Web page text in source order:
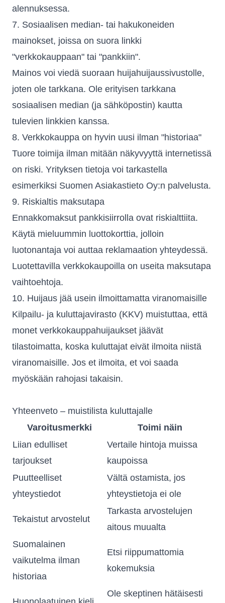
alennuksessa.
7. Sosiaalisen median- tai hakukoneiden
mainokset, joissa on suora linkki
"verkkokauppaan" tai "pankkiin".
Mainos voi viedä suoraan huijahuijaussivustolle,
joten ole tarkkana. Ole erityisen tarkkana
sosiaalisen median (ja sähköpostin) kautta
tulevien linkkien kanssa.
8. Verkkokauppa on hyvin uusi ilman "historiaa"
Tuore toimija ilman mitään näkyvyyttä internetissä
on riski. Yrityksen tietoja voi tarkastella
esimerkiksi Suomen Asiakastieto Oy:n palvelusta.
9. Riskialtis maksutapa
Ennakkomaksut pankkisiirrolla ovat riskialttiita.
Käytä mieluummin luottokorttia, jolloin
luotonantaja voi auttaa reklamaation yhteydessä.
Luotettavilla verkkokaupoilla on useita maksutapa
vaihtoehtoja.
10. Huijaus jää usein ilmoittamatta viranomaisille
Kilpailu- ja kuluttajavirasto (KKV) muistuttaa, että
monet verkkokauppahuijaukset jäävät
tilastoimatta, koska kuluttajat eivät ilmoita niistä
viranomaisille. Jos et ilmoita, et voi saada
myöskään rahojasi takaisin.
Yhteenveto – muistilista kuluttajalle
Varoitusmerkki
Toimi näin
Liian edulliset
tarjoukset
Vertaile hintoja muissa
kaupoissa
Puutteelliset
yhteystiedot
Vältä ostamista, jos
yhteystietoja ei ole
Tekaistut arvostelut
Tarkasta arvostelujen
aitous muualta
Suomalainen
vaikutelma ilman
historiaa
Etsi riippumattomia
kokemuksia
Ole skeptinen hätäisesti